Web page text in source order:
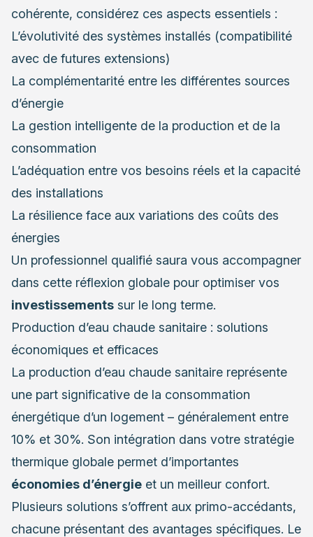
cohérente, considérez ces aspects essentiels :
L’évolutivité des systèmes installés (compatibilité
avec de futures extensions)
La complémentarité entre les différentes sources
d’énergie
La gestion intelligente de la production et de la
consommation
L’adéquation entre vos besoins réels et la capacité
des installations
La résilience face aux variations des coûts des
énergies
Un professionnel qualifié saura vous accompagner
dans cette réflexion globale pour optimiser vos
investissements sur le long terme.
Production d’eau chaude sanitaire : solutions
économiques et efficaces
La production d’eau chaude sanitaire représente
une part significative de la consommation
énergétique d’un logement – généralement entre
10% et 30%. Son intégration dans votre stratégie
thermique globale permet d’importantes
économies d’énergie et un meilleur confort.
Plusieurs solutions s’offrent aux primo-accédants,
chacune présentant des avantages spécifiques. Le